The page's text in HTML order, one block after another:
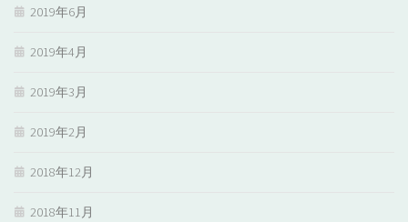
2019年6月
2019年4月
2019年3月
2019年2月
2018年12月
2018年11月